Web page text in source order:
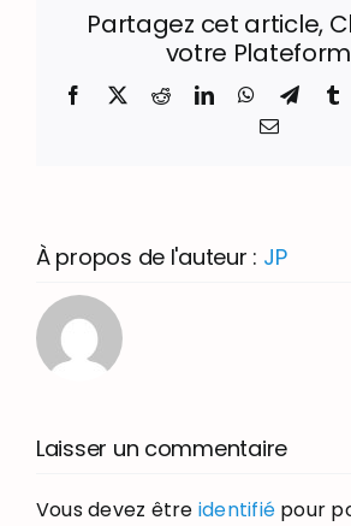
Partagez cet article,
votre
Facebook
X RedditLinkedInWhatsApp
Email
À propos de l'auteur : JP
Laisser un commentaire
Vous devez être identifié pour